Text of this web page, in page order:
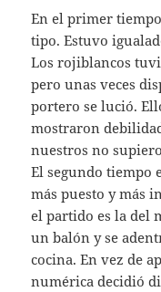
En el primer
tipo. Estuvo
Los rojiblancos
pero unas veces
portero se lució.
mostraron
nuestros no
El segundo tiempo
más puesto y más
el partido es la del
un balón y se
cocina. En vez de
numérica decidió